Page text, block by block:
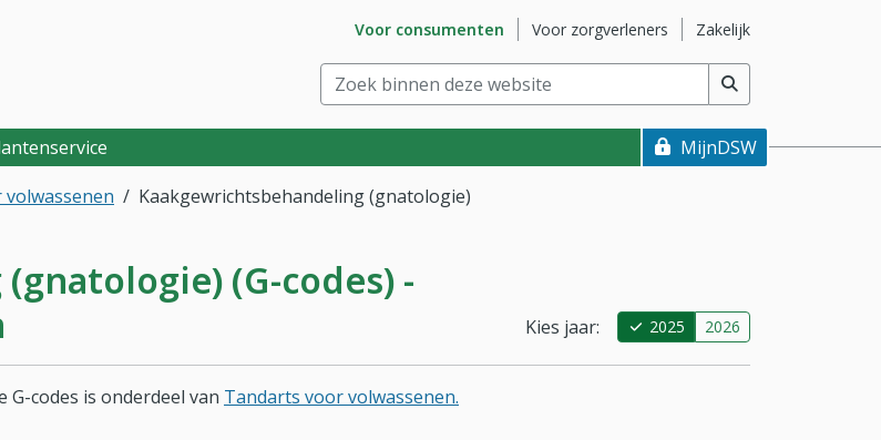
je. Ga naar subsite
Voor consumenten Ga naar subsite
Voor zorgverleners Ga naar subsite
Zakelijk
Zoek binnen deze website(min. 2 tekens)
MijnDSW
Kaakgewrichtsbehandeling (gnatologie)
(G-codes) -
Kies jaar: 2025 2026
codes is onderdeel van Tandarts voor volwassenen.